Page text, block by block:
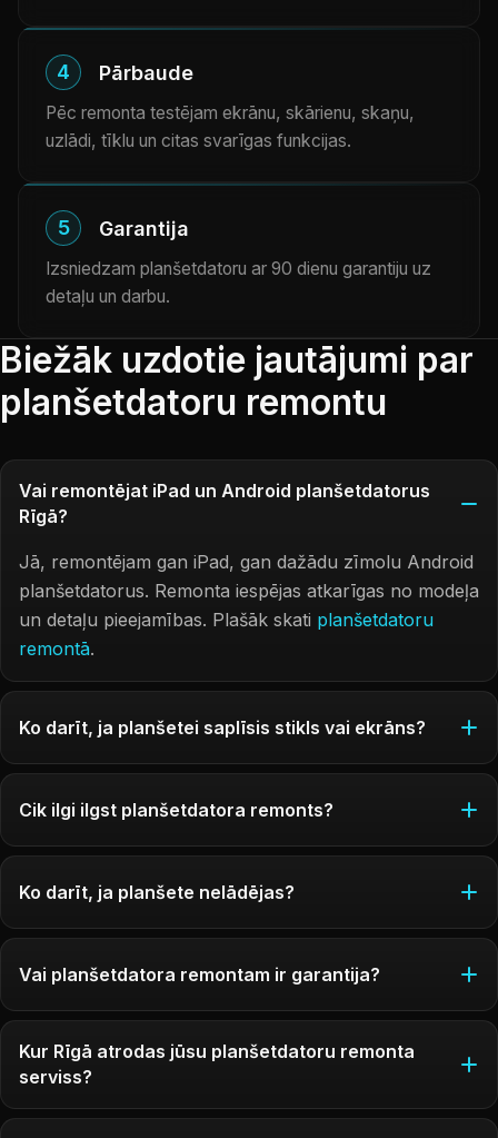
4 Pārbaude
Pēc remonta testējam ekrānu, skārienu, skaņu,
uzlādi, tīklu un citas svarīgas funkcijas.
5 Garantija
Izsniedzam planšetdatoru ar 90 dienu garantiju uz
detaļu un darbu.
Biežāk uzdotie jautājumi par
planšetdatoru remontu
Vai remontējat iPad un Android planšetdatorus
Rīgā?
Jā, remontējam gan iPad, gan dažādu zīmolu Android
planšetdatorus. Remonta iespējas atkarīgas no modeļa
un detaļu pieejamības. Plašāk skati planšetdatoru
remontā.
Ko darīt, ja planšetei saplīsis stikls vai ekrāns?
Cik ilgi ilgst planšetdatora remonts?
Ko darīt, ja planšete nelādējas?
Vai planšetdatora remontam ir garantija?
Kur Rīgā atrodas jūsu planšetdatoru remonta
serviss?